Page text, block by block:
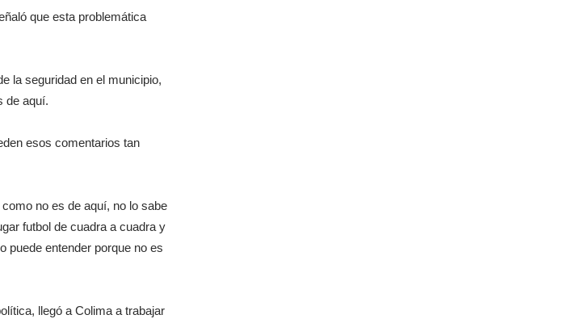
que esta problemática
la seguridad en el municipio,
de aquí.
esos comentarios tan
no es de aquí, no lo sabe
futbol de cuadra a cuadra y
puede entender porque no es
llegó a Colima a trabajar